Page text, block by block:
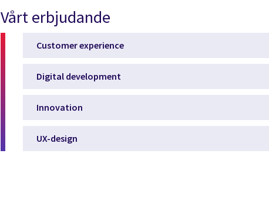
Vårt erbjudande
Customer experience
Digital development
Innovation
UX-design